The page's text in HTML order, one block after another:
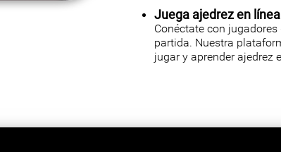
Juega ajedrez en
Conéctate con
partida. Nuestra
jugar y aprender ajedrez